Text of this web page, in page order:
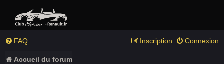
FAQ Connexion
Inscription
Accueil du forum